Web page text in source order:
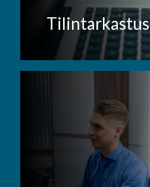
Tilintarkastus